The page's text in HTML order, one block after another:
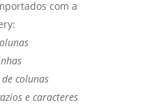
com a
colunas
e caracteres